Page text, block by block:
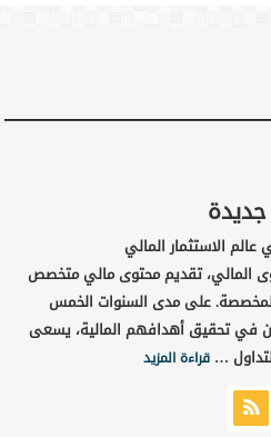
جديدة
الاستثمار المالي
المالي، تقديم محتوى مالي متخصص
المخصصة. على مدى السنوات الخمس
في تحقيق أهدافهم المالية، يسعى
…قراءة المزيد